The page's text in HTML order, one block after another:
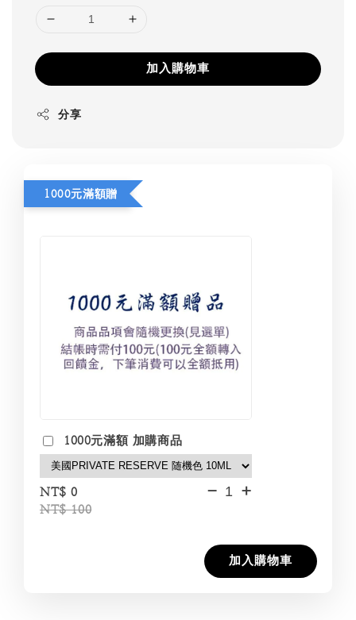
加入購物車
分享
1000元滿額贈
1000元滿額 加購商品
NT$ 0
NT$ 100
- +
加入購物車